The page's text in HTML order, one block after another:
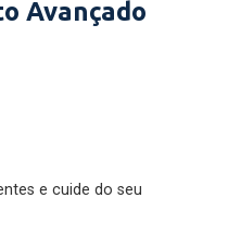
Avançado
e cuide do seu